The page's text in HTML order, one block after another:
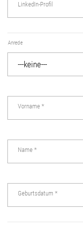
LinkedIn-Profil
Anrede
Vorname *
Name *
Geburtsdatum *